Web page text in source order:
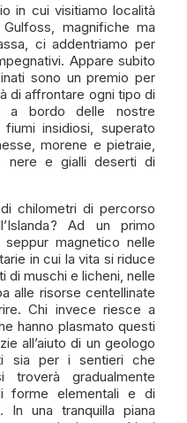
in cui visitiamo località
magnifiche ma
ci addentriamo per
Appare subito
sono un premio per
di affrontare ogni tipo di
a bordo delle nostre
insidiosi, superato
morene e pietraie,
nere e gialli deserti di
chilometri di percorso
Ad un primo
magnetico nelle
in cui la vita si riduce
muschi e licheni, nelle
alle risorse centellinate
Chi invece riesce a
hanno plasmato questi
all’aiuto di un geologo
sia per i sentieri che
gradualmente
forme elementali e di
In una tranquilla piana